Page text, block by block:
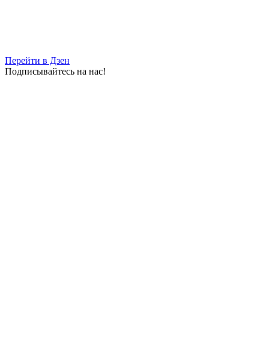
Перейти в Дзен
Подписывайтесь на нас!